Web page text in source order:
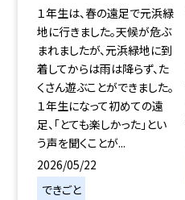
１年生は、春の遠足で元浜緑
地に行きました。天候が危ぶ
まれましたが、元浜緑地に到
着してからは雨は降らず、た
くさん遊ぶことができました。
１年生になって初めての遠
足、「とても楽しかった」とい
う声を聞くことが...
2026/05/22
できごと